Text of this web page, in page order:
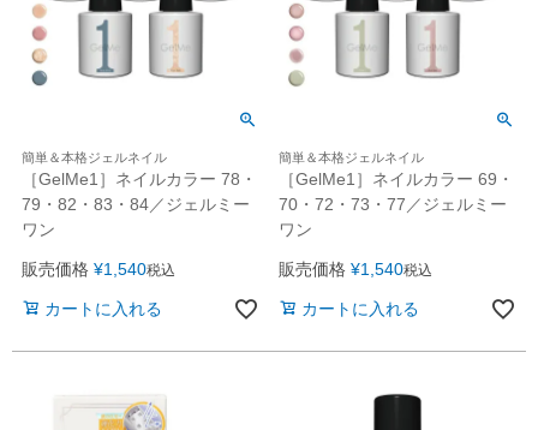
簡単＆本格ジェルネイル
［GelMe1］ネイルカラー 78・
79・82・83・84／ジェルミー
ワン
販売価格 ¥1,540税込
カートに入れる
簡単＆本格ジェルネイル
［GelMe1］ネイルカラー 69・
70・72・73・77／ジェルミー
ワン
販売価格 ¥1,540税込
カートに入れる